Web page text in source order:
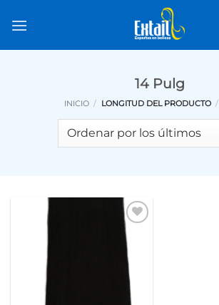
14 Pulg
INICIO / LONGITUD DEL PRODUCTO /
Añadir
a la
lista de
deseos